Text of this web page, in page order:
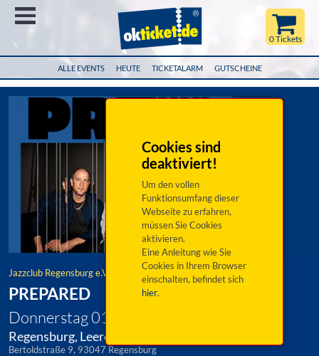
ALLE EVENTS HEUTE TICKETALARM GUTSCHEINE
0 Tickets
Cookies sind
deaktiviert!
Um den vollen
Funktionsumfang dieser
Webseite zu erfahren,
müssen Sie Cookies
aktivieren.
Eine Anleitung wie Sie
Cookies in Ihrem Browser
einschalten, befindet sich
hier.
Jazzclub Regensburg e.V.
PREPARED
Donnerstag 01. Oktober 2026
Regensburg, Leerer Beutel - Jazzclub
Bertoldstraße 9, 93047 Regensburg